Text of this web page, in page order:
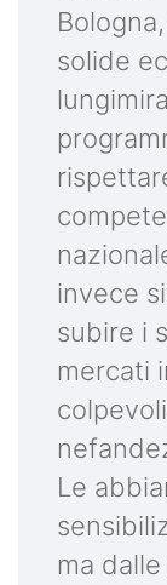
solide
invece
subire i
mercati
Le
ma